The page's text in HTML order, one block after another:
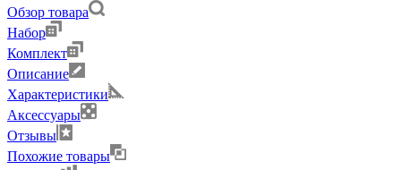
Обзор товара
Набор
Комплект
Описание
Характеристики
Аксессуары
Отзывы
Похожие товары